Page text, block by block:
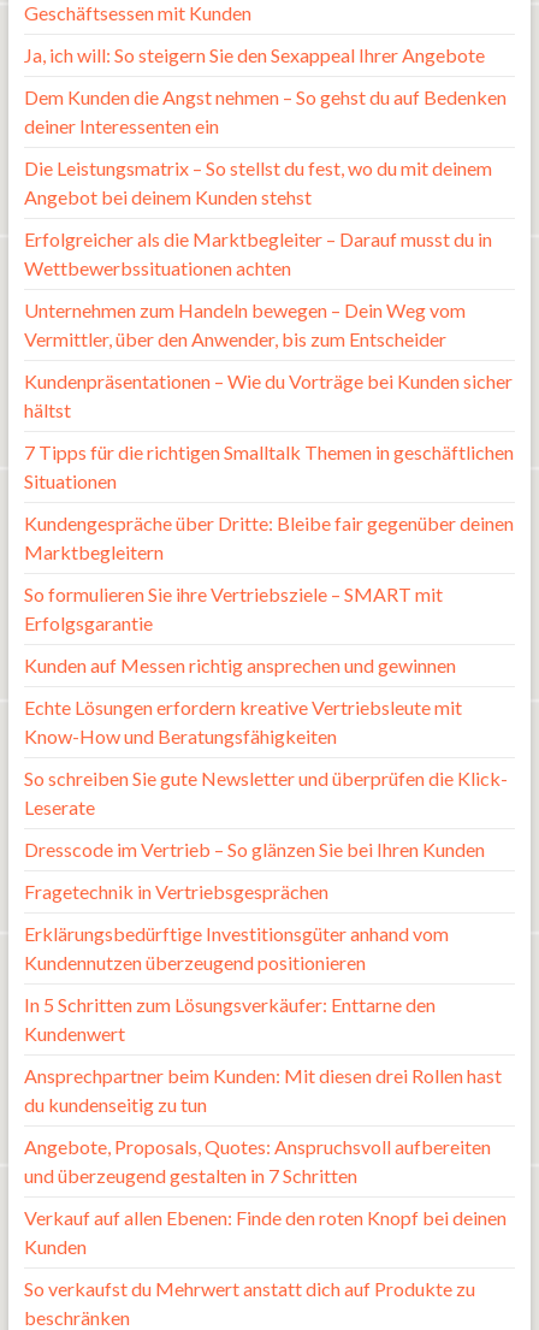
Geschäftsessen mit Kunden
Ja, ich will: So steigern Sie den Sexappeal Ihrer Angebote
Dem Kunden die Angst nehmen – So gehst du auf Bedenken
deiner Interessenten ein
Die Leistungsmatrix – So stellst du fest, wo du mit deinem
Angebot bei deinem Kunden stehst
Erfolgreicher als die Marktbegleiter – Darauf musst du in
Wettbewerbssituationen achten
Unternehmen zum Handeln bewegen – Dein Weg vom
Vermittler, über den Anwender, bis zum Entscheider
Kundenpräsentationen – Wie du Vorträge bei Kunden sicher
hältst
7 Tipps für die richtigen Smalltalk Themen in geschäftlichen
Situationen
Kundengespräche über Dritte: Bleibe fair gegenüber deinen
Marktbegleitern
So formulieren Sie ihre Vertriebsziele – SMART mit
Erfolgsgarantie
Kunden auf Messen richtig ansprechen und gewinnen
Echte Lösungen erfordern kreative Vertriebsleute mit
Know-How und Beratungsfähigkeiten
So schreiben Sie gute Newsletter und überprüfen die Klick-
Leserate
Dresscode im Vertrieb – So glänzen Sie bei Ihren Kunden
Fragetechnik in Vertriebsgesprächen
Erklärungsbedürftige Investitionsgüter anhand vom
Kundennutzen überzeugend positionieren
In 5 Schritten zum Lösungsverkäufer: Enttarne den
Kundenwert
Ansprechpartner beim Kunden: Mit diesen drei Rollen hast
du kundenseitig zu tun
Angebote, Proposals, Quotes: Anspruchsvoll aufbereiten
und überzeugend gestalten in 7 Schritten
Verkauf auf allen Ebenen: Finde den roten Knopf bei deinen
Kunden
So verkaufst du Mehrwert anstatt dich auf Produkte zu
beschränken